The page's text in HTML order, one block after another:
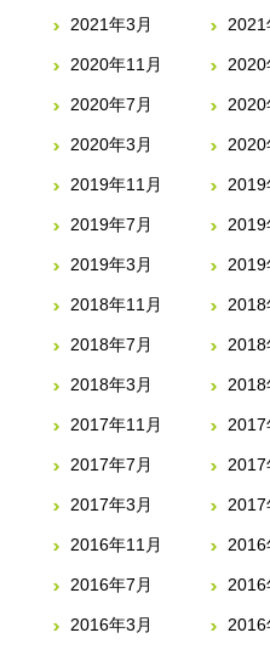
2021年3月 2021
2020年11月 2020
2020年7月 2020
2020年3月 2020
2019年11月 2019
2019年7月 2019
2019年3月 2019
2018年11月 2018
2018年7月 2018
2018年3月 2018
2017年11月 2017
2017年7月 2017
2017年3月 2017
2016年11月 2016
2016年7月 2016
2016年3月 2016